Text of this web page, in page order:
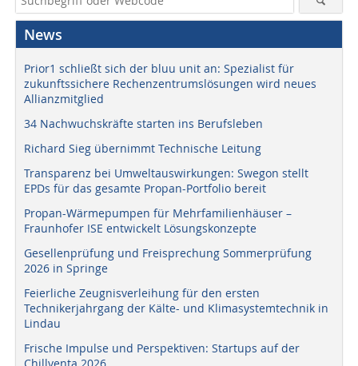
News
Prior1 schließt sich der bluu unit an: Spezialist für
zukunftssichere Rechenzentrumslösungen wird neues
Allianzmitglied
34 Nachwuchskräfte starten ins Berufsleben
Richard Sieg übernimmt Technische Leitung
Transparenz bei Umweltauswirkungen: Swegon stellt
EPDs für das gesamte Propan-Portfolio bereit
Propan-Wärmepumpen für Mehrfamilienhäuser –
Fraunhofer ISE entwickelt Lösungskonzepte
Gesellenprüfung und Freisprechung Sommerprüfung
2026 in Springe
Feierliche Zeugnisverleihung für den ersten
Technikerjahrgang der Kälte- und Klimasystemtechnik in
Lindau
Frische Impulse und Perspektiven: Startups auf der